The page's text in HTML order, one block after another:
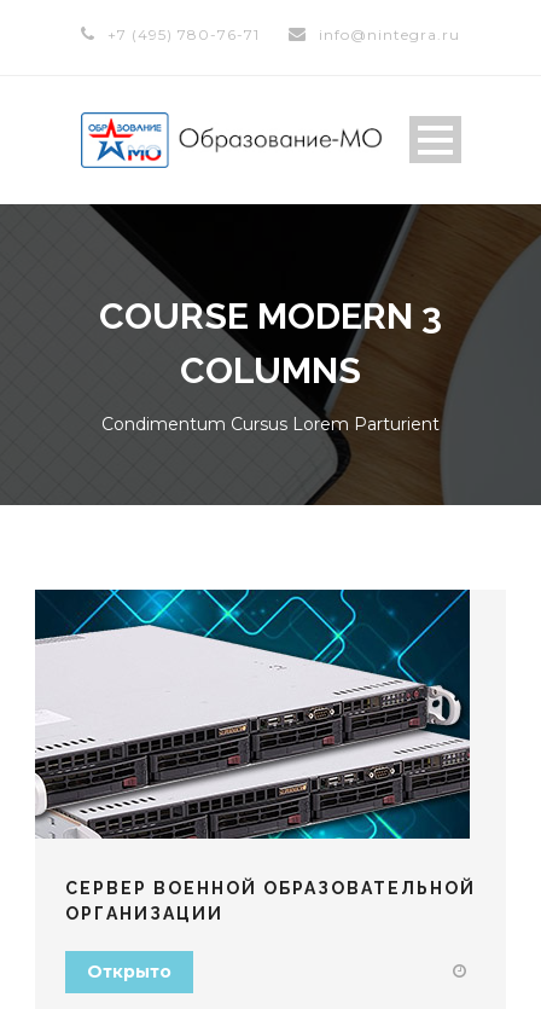
+7 (495) 780-76-71 info@nintegra.ru
COURSE MODERN 3
COLUMNS
Condimentum Cursus Lorem Parturient
СЕРВЕР ВОЕННОЙ ОБРАЗОВАТЕЛЬНОЙ
ОРГАНИЗАЦИИ
Открыто